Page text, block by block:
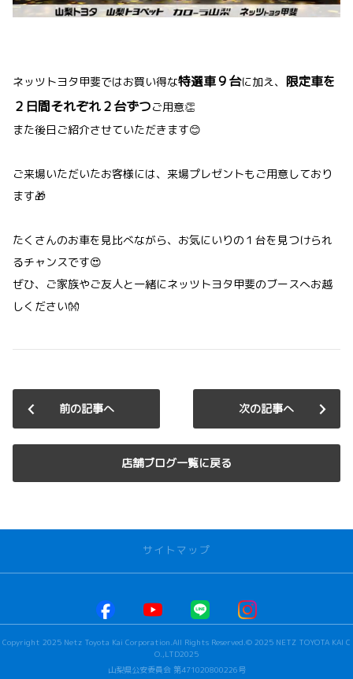
ネッツトヨタ甲斐ではお買い得な特選車９台に加え、 限定車を
２日間それぞれ２台ずつご用意👏
また後日ご紹介させていただきます😊
ご来場いただいたお客様には、来場プレゼントもご用意しており
ます🎁
たくさんのお車を見比べながら、お気にいりの１台を見つけられ
るチャンスです😍
ぜひ、ご家族やご友人と一緒にネッツトヨタ甲斐のブースへお越
しください👐
前の記事へ
店舗ブログ一覧に戻る
次の記事へ
サイトマップ
河口湖店
Copyright 2025 Netz Toyota Kai Corporation.All Rights Reserved.© 2025 NETZ TOYOTA KAI C
O.,LTD2025
山梨県公安委員会 第471020800226号